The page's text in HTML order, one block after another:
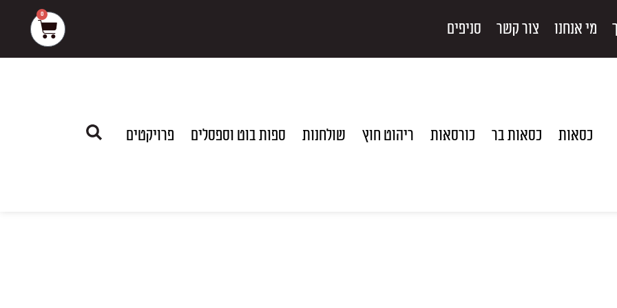
מי אנחנו צור קשר סניפים
0
עגלת
קניות
כסאות כסאות בר כורסאות ריהוט חוץ שולחנות ספות בוט וספסלים פרויקטים